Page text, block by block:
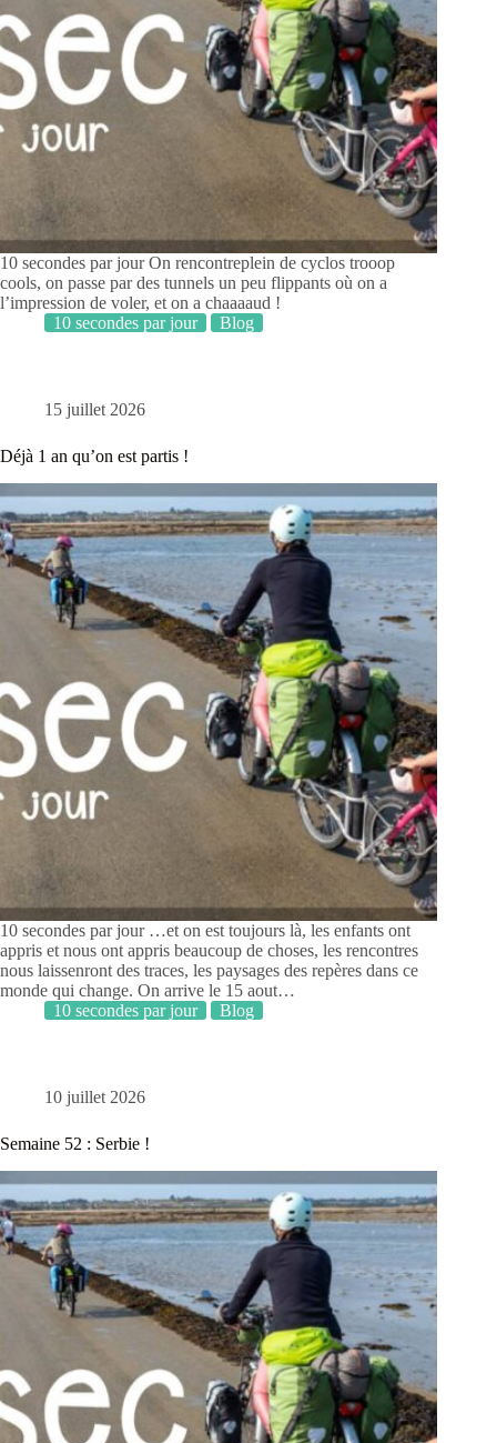
10 secondes par jour On rencontreplein de cyclos trooop
cools, on passe par des tunnels un peu flippants où on a
l’impression de voler, et on a chaaaaud !
10 secondes par jour
Blog
15 juillet 2026
Déjà 1 an qu’on est partis !
10 secondes par jour …et on est toujours là, les enfants ont
appris et nous ont appris beaucoup de choses, les rencontres
nous laissenront des traces, les paysages des repères dans ce
monde qui change. On arrive le 15 aout…
10 secondes par jour
Blog
10 juillet 2026
Semaine 52 : Serbie !